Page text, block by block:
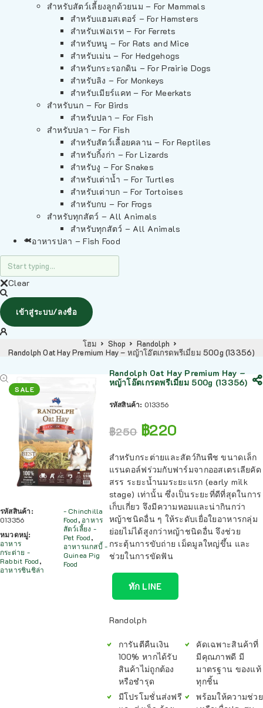
สำหรับสัตว์เลี้ยงลูกด้วยนม – For Mammals
สำหรับแฮมสเตอร์ – For Hamsters
สำหรับเฟอเรท – For Ferrets
สำหรับหนู – For Rats and Mice
สำหรับเม่น – For Hedgehogs
สำหรับกระรอกดิน – For Prairie Dogs
สำหรับลิง – For Monkeys
สำหรับเมียร์แคท – For Meerkats
สำหรับนก – For Birds
สำหรับปลา – For Fish
สำหรับปลา – For Fish
สำหรับสัตว์เลื้อยคลาน – For Reptiles
สำหรับกิ้งก่า – For Lizards
สำหรับงู – For Snakes
สำหรับเต่าน้ำ – For Turtles
สำหรับเต่าบก – For Tortoises
สำหรับกบ – For Frogs
สำหรับทุกสัตว์ – All Animals
สำหรับทุกสัตว์ – All Animals
อาหารปลา – Fish Food
Clear
เข้าสู่ระบบ/ลงชื่อ
โฮม Shop
Randolph
Randolph Oat Hay Premium Hay – หญ้าโอ๊ตเกรดพรีเมี่ยม 500g (13356)
SALE
รหัสสินค้า:
013356
หมวดหมู่:
อาหาร
กระต่าย -
Rabbit Food,
อาหารชินชิล่า
- Chinchilla
Food, อาหาร
สัตว์เลี้ยง -
Pet Food,
อาหารแกสบี้ -
Guinea Pig
Food
Randolph Oat Hay Premium Hay –
หญ้าโอ๊ตเกรดพรีเมี่ยม 500g (13356)
รหัสสินค้า: 013356
฿250 ฿220
สำหรับกระต่ายและสัตว์กินพืช ขนาดเล็ก
แรนดอล์ฟร่วมกับฟาร์มจากออสเตรเลียคัด
สรร ระยะน้ำนมระยะแรก (early milk
stage) เท่านั้น ซึ่งเป็นระยะที่ดีที่สุดในการ
เก็บเกี่ยว จึงมีความหอมและน่ากินกว่า
หญ้าชนิดอื่น ๆ ให้ระดับเยื่อใยอาหารกลุ่ม
ย่อยไม่ได้สูงกว่าหญ้าชนิดอื่น จึงช่วย
กระตุ้นการขับถ่าย เม็ดมูลใหญ่ขึ้น และ
ช่วยในการขัดฟัน
ทัก LINE
Randolph
การันตีคืนเงิน
100% หากได้รับ
สินค้าไม่ถูกต้อง
หรือชำรุด
มีโปรโมชั่นส่งฟรี
คัดเฉพาะสินค้าที่
มีคุณภาพดี มี
มาตรฐาน ของแท้
ทุกชิ้น
พร้อมให้ความช่วย